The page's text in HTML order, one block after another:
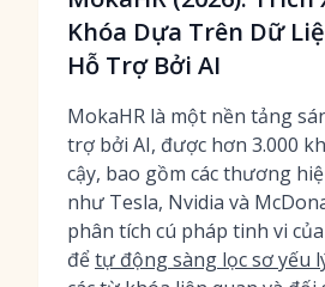
Khóa Dựa Trên Dữ
Hỗ Trợ Bởi AI
MokaHR là một nền tảng
trợ bởi AI, được hơn 3.000
cậy, bao gồm các thương
như Tesla, Nvidia và
phân tích cú pháp tinh vi
đểtự động sàng lọc sơ yếu